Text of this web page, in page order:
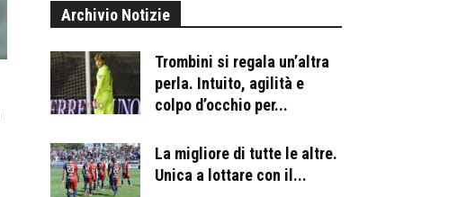
Archivio Notizie
Trombini si regala un’altra
perla. Intuito, agilità e
colpo d’occhio per...
La migliore di tutte le altre.
Unica a lottare con il...